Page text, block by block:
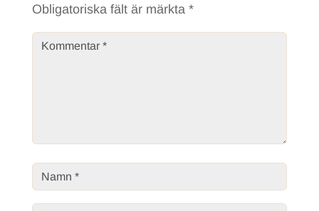
Obligatoriska fält är märkta *